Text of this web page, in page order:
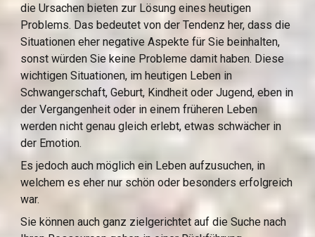
die Ursachen bieten zur Lösung eines heutigen
Problems. Das bedeutet von der Tendenz her, dass die
Situationen eher negative Aspekte für Sie beinhalten,
sonst würden Sie keine Probleme damit haben. Diese
wichtigen Situationen, im heutigen Leben in
Schwangerschaft, Geburt, Kindheit oder Jugend, eben in
der Vergangenheit oder in einem früheren Leben
werden nicht genau gleich erlebt, etwas schwächer in
der Emotion.
Es jedoch auch möglich ein Leben aufzusuchen, in
welchem es eher nur schön oder besonders erfolgreich
war.
Sie können auch ganz zielgerichtet auf die Suche nach